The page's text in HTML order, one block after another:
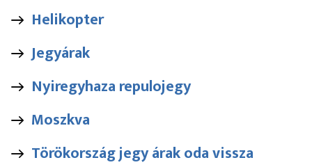
Helikopter
Jegyárak
Nyiregyhaza repulojegy
Moszkva
Törökország jegy árak oda vissza